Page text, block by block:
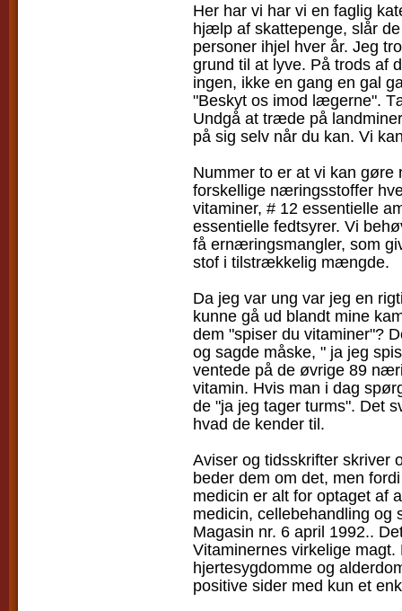
Her har vi har vi en faglig
hjælp af skattepenge, slår
personer ihjel hver år. Jeg
grund til at lyve. På trods af
ingen, ikke en gang en gal
"Beskyt os imod lægerne".
Undgå at træde på
på sig selv når du kan. Vi
Nummer to er at vi kan
forskellige næringsstoffer
vitaminer, # 12 essentielle
essentielle fedtsyrer. Vi
få ernæringsmangler, som
stof i tilstrækkelig mængde.
Da jeg var ung var jeg en
kunne gå ud blandt mine
dem "spiser du vitaminer"?
og sagde måske, " ja jeg
ventede på de øvrige 89
vitamin. Hvis man i dag
de "ja jeg tager turms". Det
hvad de kender til.
Aviser og tidsskrifter skriver
beder dem om det, men
medicin er alt for optaget af
medicin, cellebehandling og
Magasin nr. 6 april 1992..
Vitaminernes virkelige
hjertesygdomme og
positive sider med kun et